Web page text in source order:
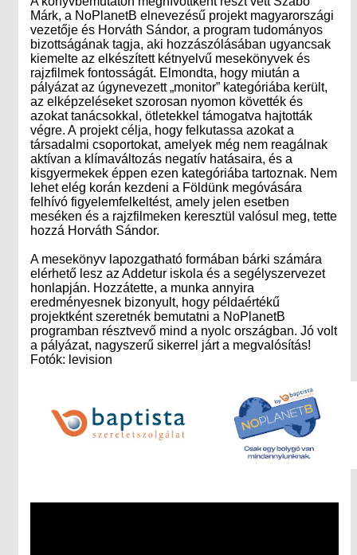
Márk, a NoPlanetB elnevezésű projekt magyarországi
vezetője és Horváth Sándor, a program tudományos
bizottságának tagja, aki hozzászólásában ugyancsak
kiemelte az elkészített kétnyelvű mesekönyvek és
rajzfilmek fontosságát. Elmondta, hogy miután a
pályázat az úgynevezett „monitor” kategóriába került,
az elképzeléseket szorosan nyomon követték és
azokat tanácsokkal, ötletekkel támogatva hajtották
végre. A projekt célja, hogy felkutassa azokat a
társadalmi csoportokat, amelyek még nem reagálnak
aktívan a klímaváltozás negatív hatásaira, és a
kisgyermekek éppen ezen kategóriába tartoznak. Nem
lehet elég korán kezdeni a Földünk megóvására
felhívó figyelemfelkeltést, amely jelen esetben
meséken és a rajzfilmeken keresztül valósul meg, tette
hozzá Horváth Sándor.
A mesekönyv lapozgatható formában bárki számára
elérhető lesz az Addetur iskola és a segélyszervezet
honlapján. Hozzátette, a munka annyira
eredményesnek bizonyult, hogy példaértékű
projektként szeretnék bemutatni a NoPlanetB
programban résztvevő mind a nyolc országban. Jó volt
a pályázat, nagyszerű sikerrel járt a megvalósítás!
Fotók: levision